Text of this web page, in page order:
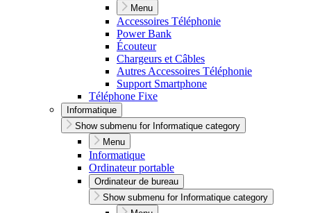
Menu
Accessoires Téléphonie
Power Bank
Écouteur
Chargeurs et Câbles
Autres Accessoires Téléphonie
Support Smartphone
Téléphone Fixe
Informatique
Show submenu for Informatique category
Menu
Informatique
Ordinateur portable
Ordinateur de bureau
Show submenu for Informatique category